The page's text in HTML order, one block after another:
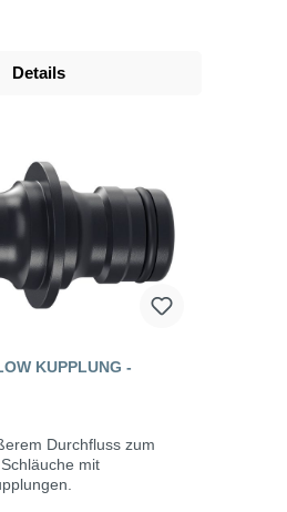
Details
KUPPLUNG -
Durchfluss zum
mit